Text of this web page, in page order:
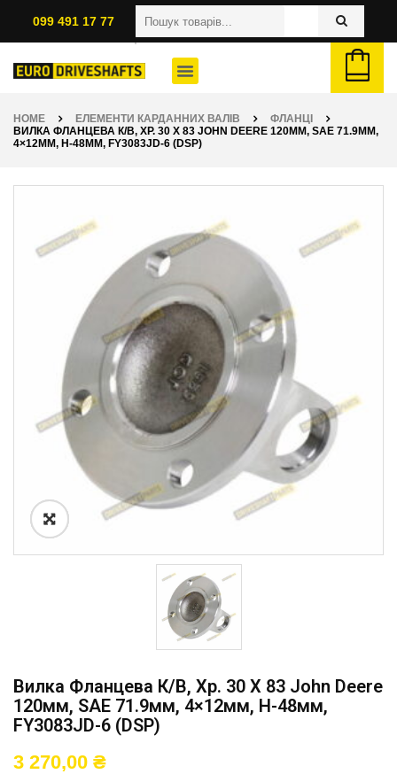
099 491 17 77
HOME ЕЛЕМЕНТИ КАРДАННИХ ВАЛІВ
ФЛАНЦІ
ВИЛКА ФЛАНЦЕВА К/В, ХР. 30 X 83 JOHN DEERE 120ММ, SAE 71.9ММ,
4×12ММ, H-48ММ, FY3083JD-6 (DSP)
Вилка Фланцева К/в, Хр. 30 X 83 John Deere
120мм, SAE 71.9мм, 4×12мм, H-48мм,
FY3083JD-6 (DSP)
3 270,00 ₴